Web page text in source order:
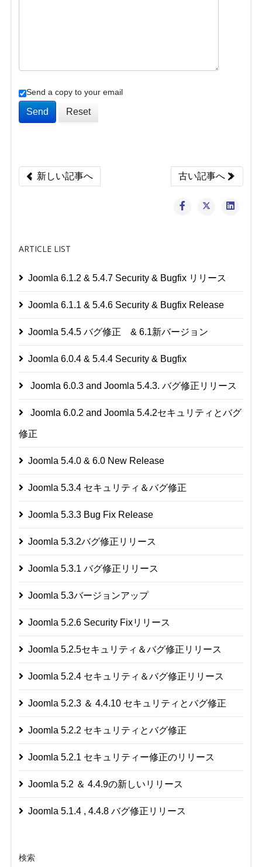
Send a copy to your email
Send Reset
Previous article: Joomla 3.10.2 & 4.0.3 バグ修正リリース
新しい記事へ Next article:
古い記事へ
ARTICLE LIST
Joomla 6.1.2 & 5.4.7 Security & Bugfix リリース
Joomla 6.1.1 & 5.4.6 Security & Bugfix Release
Joomla 5.4.5 バグ修正 & 6.1新バージョン
Joomla 6.0.4 & 5.4.4 Security & Bugfix
Joomla 6.0.3 and Joomla 5.4.3. バグ修正リリース
Joomla 6.0.2 and Joomla 5.4.2セキュリティとバグ
修正
Joomla 5.4.0 & 6.0 New Release
Joomla 5.3.4 セキュリティ＆バグ修正
Joomla 5.3.3 Bug Fix Release
Joomla 5.3.2バグ修正リリース
Joomla 5.3.1 バグ修正リリース
Joomla 5.3バージョンアップ
Joomla 5.2.6 Security Fixリリース
Joomla 5.2.5セキュリティ＆バグ修正リリース
Joomla 5.2.4 セキュリティ＆バグ修正リリース
Joomla 5.2.3 ＆ 4.4.10 セキュリティとバグ修正
Joomla 5.2.2 セキュリティとバグ修正
Joomla 5.2.1 セキュリティー修正のリリース
Joomla 5.2 ＆ 4.4.9の新しいリリース
Joomla 5.1.4 , 4.4.8 バグ修正リリース
検索